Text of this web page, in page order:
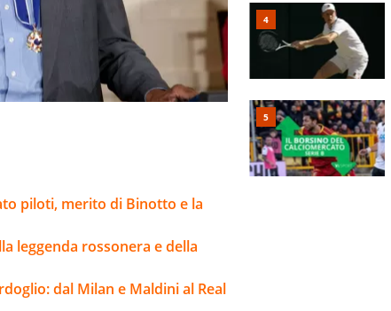
piloti, merito di Binotto e la
leggenda rossonera e della
dal Milan e Maldini al Real